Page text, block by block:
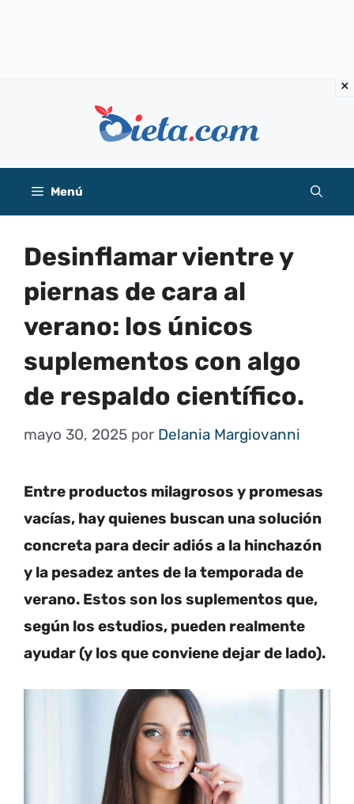
Menú
Desinflamar vientre y
piernas de cara al
verano: los únicos
suplementos con algo
de respaldo científico.
mayo 30, 2025 por Delania Margiovanni
Entre productos milagrosos y promesas
vacías, hay quienes buscan una solución
concreta para decir adiós a la hinchazón
y la pesadez antes de la temporada de
verano. Estos son los suplementos que,
según los estudios, pueden realmente
ayudar (y los que conviene dejar de lado).